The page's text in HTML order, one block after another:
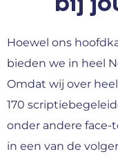
Hoewel ons
bieden we in heel
Omdat wij over
170
onder andere
in een van de